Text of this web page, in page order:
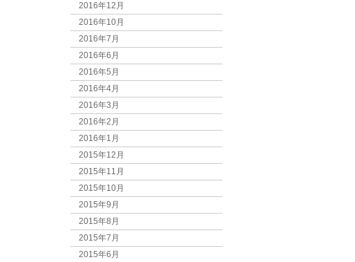
2016年12月
2016年10月
2016年7月
2016年6月
2016年5月
2016年4月
2016年3月
2016年2月
2016年1月
2015年12月
2015年11月
2015年10月
2015年9月
2015年8月
2015年7月
2015年6月